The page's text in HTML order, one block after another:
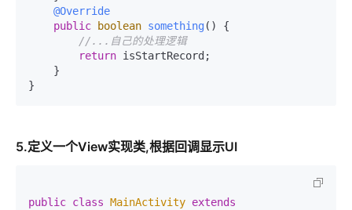
@Override
public
boolean something ()
{
//...自己的处理逻辑
return isStartRecord;
5.定义一个View实现类,根据回调显示UI
public class MainActivity extends